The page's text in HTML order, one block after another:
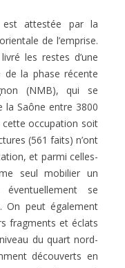
est attestée par la
de l’emprise.
les restes d’une
de la phase récente
(NMB), qui se
la Saône entre 3800
cette occupation soit
(561 faits) n’ont
et parmi celles-
seul mobilier un
se
On peut également
fragments et éclats
du quart nord-
découverts en